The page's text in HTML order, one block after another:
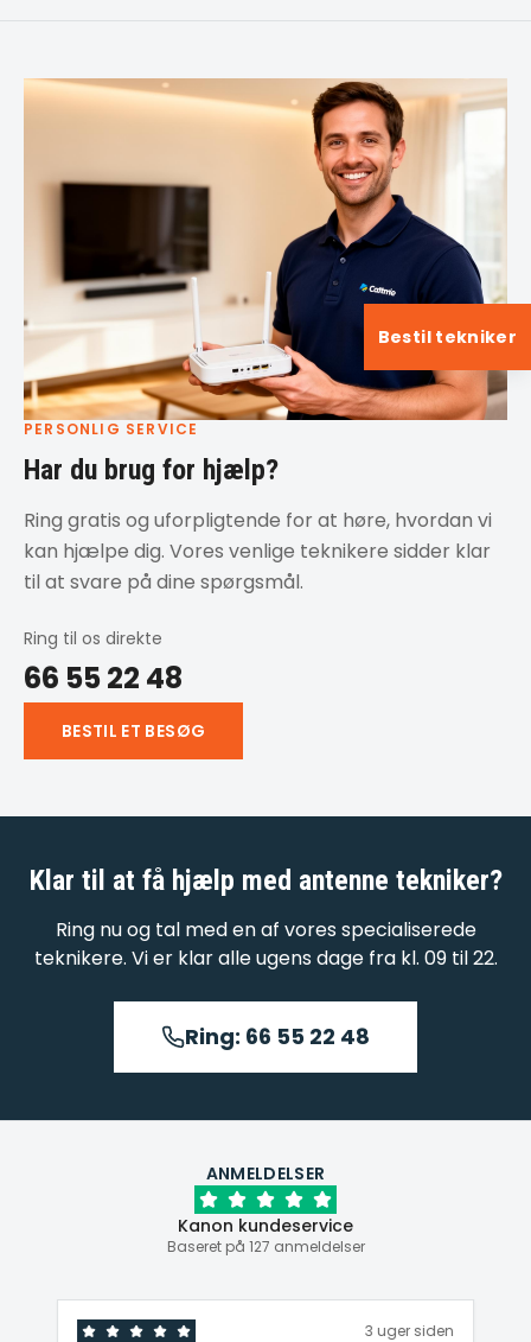
PERSONLIG SERVICE
Har du brug for hjælp?
Ring gratis og uforpligtende for at høre, hvordan vi
kan hjælpe dig. Vores venlige teknikere sidder klar
til at svare på dine spørgsmål.
Ring til os direkte
66 55 22 48
BESTIL ET BESØG
Klar til at få hjælp med antenne tekniker?
Ring nu og tal med en af vores specialiserede
teknikere. Vi er klar alle ugens dage fra kl. 09 til 22.
Ring: 66 55 22 48
ANMELDELSER
Kanon kundeservice
Baseret på 127 anmeldelser
3 uger siden
Bestil tekniker